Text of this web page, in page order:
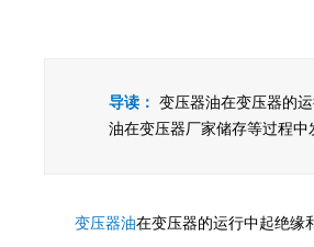
导读： 变压器油在变压器的
油在变压器厂家储存等过程中
变压器油在变压器的运行中起绝缘